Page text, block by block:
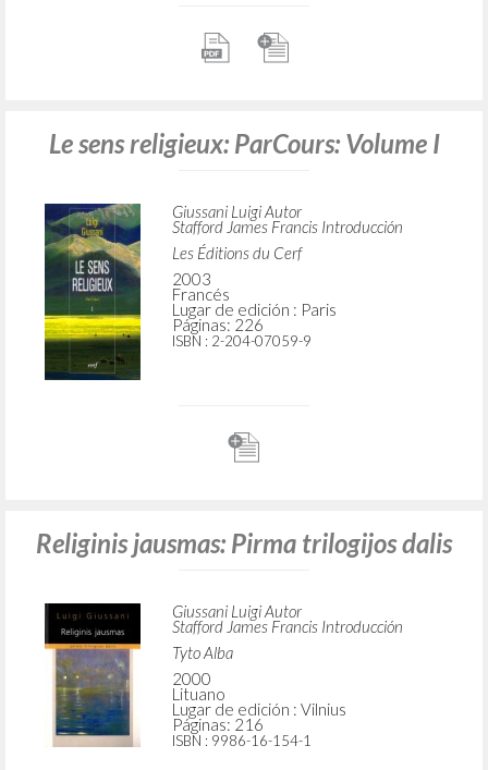
Le sens religieux: ParCours: Volume I
Giussani Luigi Autor
Stafford James Francis Introducción
Les Éditions du Cerf
2003
Francés
Lugar de edición : Paris
Páginas: 226
ISBN : 2-204-07059-9
Religinis jausmas: Pirma trilogijos dalis
Giussani Luigi Autor
Stafford James Francis Introducción
Tyto Alba
2000
Lituano
Lugar de edición : Vilnius
Páginas: 216
ISBN : 9986-16-154-1